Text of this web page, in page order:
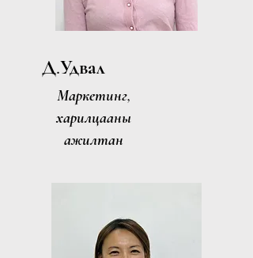
Д.Удвал
Маркетинг,
харилцааны
ажилтан